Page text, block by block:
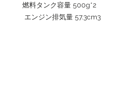
燃料タンク容量 500g*2
エンジン排気量 57.3cm3